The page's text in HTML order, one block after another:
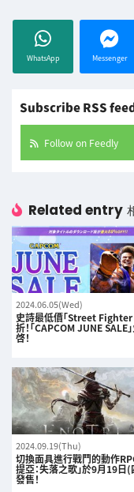
WhatsApp Messenger
Subscribe RSS
Follow on Feedly
Related entry
2024.06.05(Wed)
史詩最低價「Street Fighter
折！「CAPCOM JUNE SALE
啓！
2024.09.19(Thu)
切換面具進行戰鬥的動作
提亞：失落之歌」於9月19日
發售！